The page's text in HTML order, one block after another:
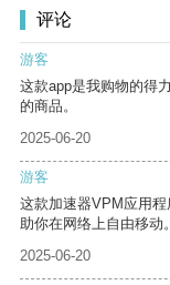
评论
游客
这款app是我购物的得
的商品。
2025-06-20
游客
这款加速器VPM应用
助你在网络上自由移动。
2025-06-20